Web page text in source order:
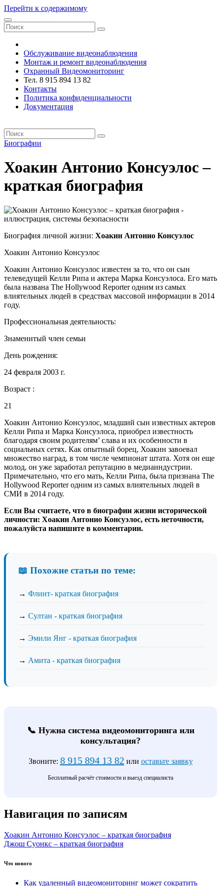
Перейти к содержимому
Обслуживание видеонаблюдения
Монтаж и ремонт видеонаблюдения
Охранный Видеомониторинг
Тел. 8 915 894 13 82
Контакты
Политика конфиденциальности
Документация
Биографии
Хоакин Антонио Консуэлос –
краткая биография
Биография личной жизни: Хоакин Антонио Консуэлос
Хоакин Антонио Консуэлос
Хоакин Антонио Консуэлос известен за то, что он сын
телеведущей Келли Рипа и актера Марка Консуэлоса. Его мать
была названа The Hollywood Reporter одним из самых
влиятельных людей в средствах массовой информации в 2014
году.
Профессиональная деятельность:
Знаменитый член семьи
День рождения:
24 февраля 2003 г.
Возраст :
21
Хоакин Антонио Консуэлос, младший сын известных актеров
Келли Рипа и Марка Консуэлоса, приобрел известность
благодаря своим родителям’ слава и их особенности в
социальных сетях. Как опытный борец, Хоакин завоевал
множество наград, в том числе чемпионат штата. Хотя он еще
молод, он уже заработал репутацию в медиаиндустрии.
Примечательно, что его мать, Келли Рипа, была признана The
Hollywood Reporter одним из самых влиятельных людей в
СМИ в 2014 году.
Если Вы считаете, что в биографии жизни исторической
личности: Хоакин Антонио Консуэлос, есть неточности,
пожалуйста напишите в комментарии.
📖 Похожие статьи по теме:
→ Флинт- краткая биография
→ Султан - краткая биография
→ Эмили Янг - краткая биография
→ Амита - краткая биография
📞 Нужна система видеомониторинга или
консультация?
Звоните: 8 915 894 13 82 или оставьте заявку
Бесплатный расчёт стоимости и выезд специалиста
Навигация по записям
Хоакин Антонио Консуэлос – краткая биография
Джош Суонкс – краткая биография
Что нового
Как удаленный видеомониторинг может сократить